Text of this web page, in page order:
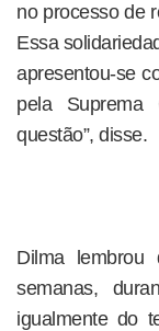
no processo de
Essa
apresentou-se
pela Suprema
questão”, disse.
Dilma
semanas,
igualmente do